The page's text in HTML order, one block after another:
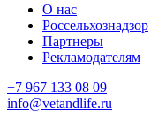
О нас
Россельхознадзор
Партнеры
Рекламодателям
+7 967 133 08 09
info@vetandlife.ru